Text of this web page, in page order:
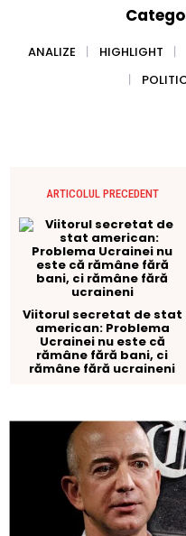
ANALIZE HIGHLIGHT
ARTICOLUL PRECEDENT
Viitorul secretat de stat
american: Problema
Ucrainei nu este că
rămâne fără bani, ci
rămâne fără ucraineni